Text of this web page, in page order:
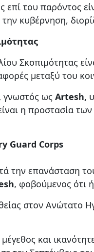
του παρόντος
την κυβέρνηση,
Σκοπιμότητας
μεταξύ του
γνωστός ως Artesh,
η προστασία
Guard Corps
την επανάσταση
, φοβούμενος ότι
στον Ανώτατο
και